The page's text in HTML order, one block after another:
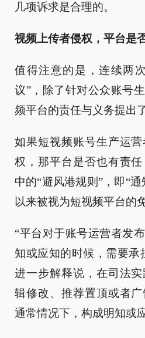
几项诉求是合理的。
视频上传者侵权，平台是
值得注意的是，连续两
议”，除了针对公众账号
频平台的责任与义务提出
如果短视频账号生产运
权，那平台是否也有责
中的“避风港规则”，即“
以来被视为短视频平台的
“平台对于账号运营者发
知或应知的时候，需要承
进一步解释说，在司法
辑修改、推荐置顶或者
通常情况下，构成明知或